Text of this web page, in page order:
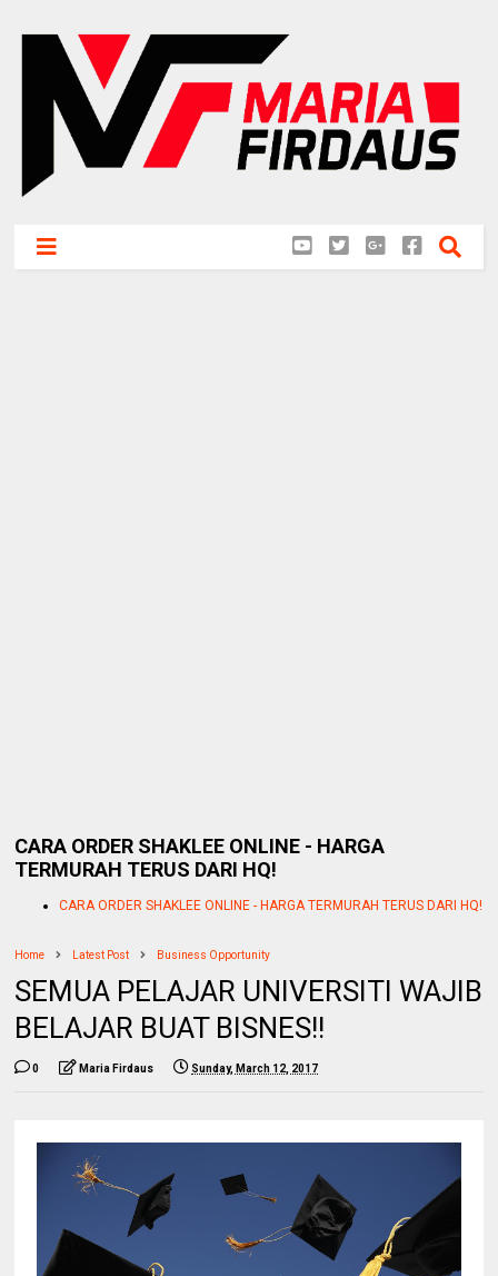
CARA ORDER SHAKLEE ONLINE - HARGA
TERMURAH TERUS DARI HQ!
CARA ORDER SHAKLEE ONLINE - HARGA TERMURAH TERUS DARI HQ!
Home Latest Post Business Opportunity
SEMUA PELAJAR UNIVERSITI WAJIB
BELAJAR BUAT BISNES!!
0 Maria Firdaus Sunday, March 12, 2017